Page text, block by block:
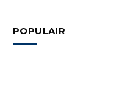
POPULAIR